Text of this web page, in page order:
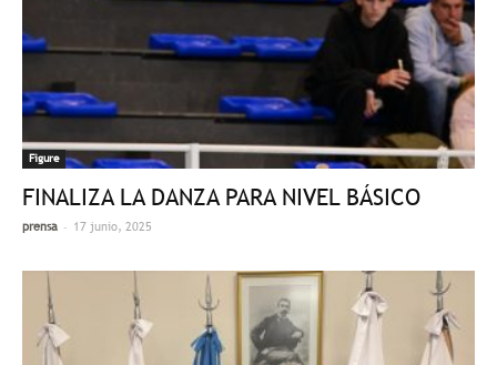
Figure
FINALIZA LA DANZA PARA NIVEL BÁSICO
prensa - 17 junio, 2025